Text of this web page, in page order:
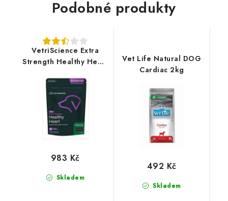
Podobné produkty
VetriScience Extra
Strength Healthy Heart
Skladem
983 Kč
Vet Life Natural DOG
Cardiac 2kg
Skladem
492 Kč